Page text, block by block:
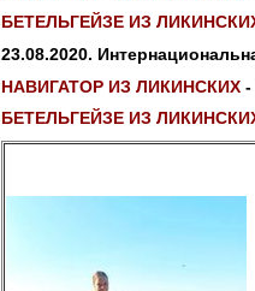
БЕТЕЛЬГЕЙЗЕ ИЗ
23.08.2020.
НАВИГАТОР ИЗ ЛИКИНСКИХ -
БЕТЕЛЬГЕЙЗЕ ИЗ